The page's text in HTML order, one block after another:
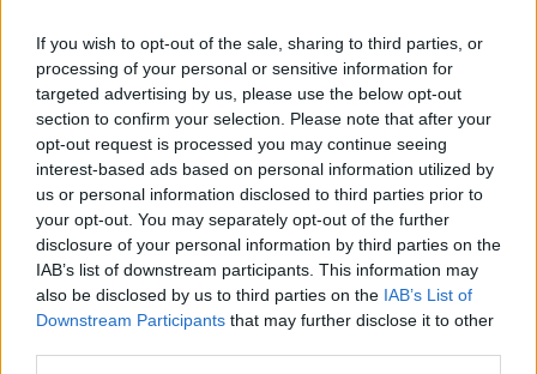
If you wish to opt-out of the sale, sharing to third parties, or
processing of your personal or sensitive information for
targeted advertising by us, please use the below opt-out
section to confirm your selection. Please note that after your
opt-out request is processed you may continue seeing
interest-based ads based on personal information utilized by
us or personal information disclosed to third parties prior to
your opt-out. You may separately opt-out of the further
disclosure of your personal information by third parties on the
IAB’s list of downstream participants. This information may
also be disclosed by us to third parties on the IAB’s List of
Downstream Participants that may further disclose it to other
Sport 1
18.45: Labdarúgás, Serie A, 35. forduló, összefoglaló
(ismétlés)
Sport 2
09.15: Labdarúgás, Serie A, 35. forduló (ismétlés)
15.15: Labdarúgás, Serie A, 35. forduló (ismétlés)
Spíler 1
22.55: Labdarúgás, Premier League, Liverpool-
Tottenham (ismétlés)